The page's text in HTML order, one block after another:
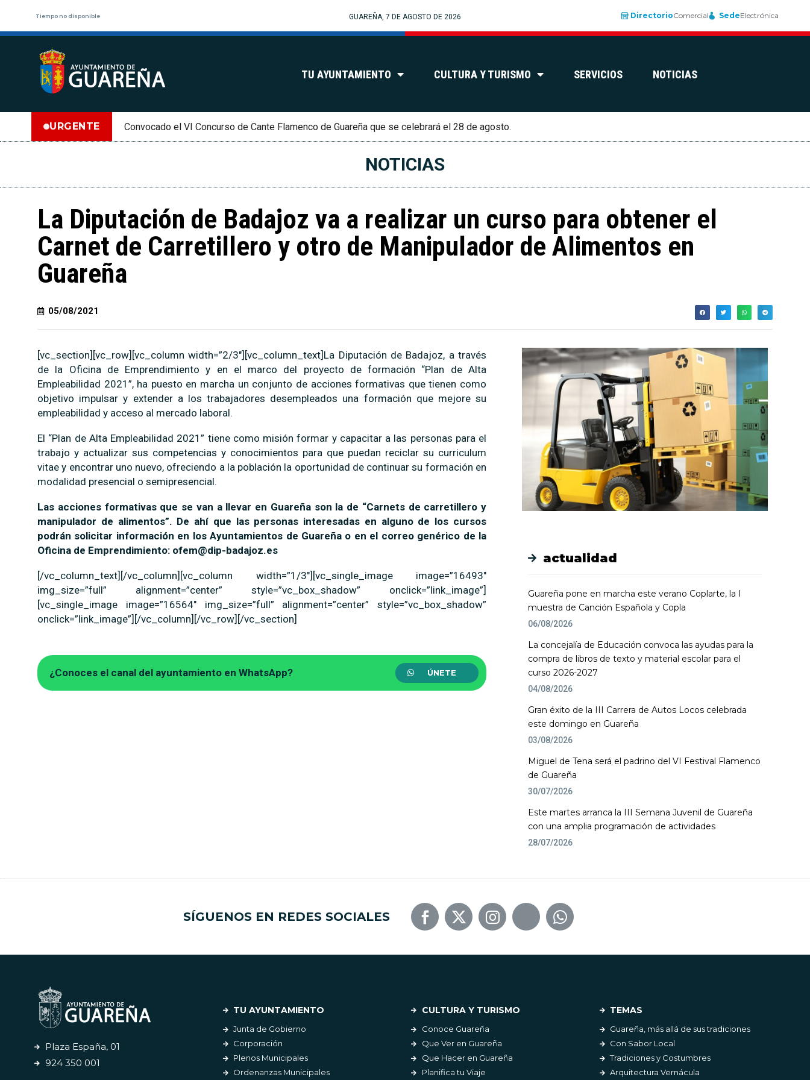
Tiempo no disponible GUAREÑA, 7 DE AGOSTO DE 2026 DirectorioComercial SedeElectrónica
TU AYUNTAMIENTO CULTURA Y TURISMO SERVICIOS NOTICIAS
URGENTE Convocado el VI Concurso de Cante Flamenco de Guareña que se celebrará el 28 de agosto.
NOTICIAS
La Diputación de Badajoz va a realizar un curso para obtener el
Carnet de Carretillero y otro de Manipulador de Alimentos en
Guareña
05/08/2021
[vc_section][vc_row][vc_column width=”2/3″][vc_column_text]La Diputación de Badajoz, a través
de la Oficina de Emprendimiento y en el marco del proyecto de formación “Plan de Alta
Empleabilidad 2021”, ha puesto en marcha un conjunto de acciones formativas que tienen como
objetivo impulsar y extender a los trabajadores desempleados una formación que mejore su
empleabilidad y acceso al mercado laboral.
El “Plan de Alta Empleabilidad 2021” tiene como misión formar y capacitar a las personas para el
trabajo y actualizar sus competencias y conocimientos para que puedan reciclar su curriculum
vitae y encontrar uno nuevo, ofreciendo a la población la oportunidad de continuar su formación en
modalidad presencial o semipresencial.
Las acciones formativas que se van a llevar en Guareña son la de “Carnets de carretillero y
manipulador de alimentos”. De ahí que las personas interesadas en alguno de los cursos
podrán solicitar información en los Ayuntamientos de Guareña o en el correo genérico de la
Oficina de Emprendimiento: ofem@dip-badajoz.es
[/vc_column_text][/vc_column][vc_column width=”1/3″][vc_single_image image=”16493″
img_size=”full” alignment=”center” style=”vc_box_shadow” onclick=”link_image”]
[vc_single_image image=”16564″ img_size=”full” alignment=”center” style=”vc_box_shadow”
onclick=”link_image”][/vc_column][/vc_row][/vc_section]
¿Conoces el canal del ayuntamiento en WhatsApp? ÚNETE
actualidad
Guareña pone en marcha este verano Coplarte, la I
muestra de Canción Española y Copla
06/08/2026
La concejalía de Educación convoca las ayudas para la
compra de libros de texto y material escolar para el
curso 2026-2027
04/08/2026
Gran éxito de la III Carrera de Autos Locos celebrada
este domingo en Guareña
03/08/2026
Miguel de Tena será el padrino del VI Festival Flamenco
de Guareña
30/07/2026
Este martes arranca la III Semana Juvenil de Guareña
con una amplia programación de actividades
28/07/2026
SÍGUENOS EN REDES SOCIALES
Plaza España, 01
924 350 001
TU AYUNTAMIENTO
Junta de Gobierno
Corporación
Plenos Municipales
Ordenanzas Municipales
CULTURA Y TURISMO
Conoce Guareña
Que Ver en Guareña
Que Hacer en Guareña
Planifica tu Viaje
TEMAS
Guareña, más allá de sus tradiciones
Con Sabor Local
Tradiciones y Costumbres
Arquitectura Vernácula